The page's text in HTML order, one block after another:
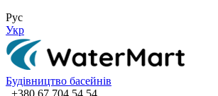
Рус
Укр
Будівництво басейнів
+380 67 704 54 54